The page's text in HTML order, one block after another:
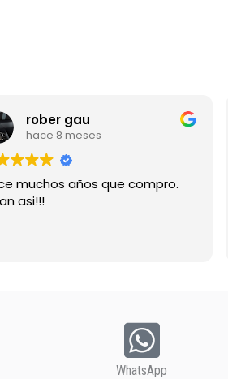
rober gau
hace 8 meses
muchos años que compro.
asi!!!
WhatsApp